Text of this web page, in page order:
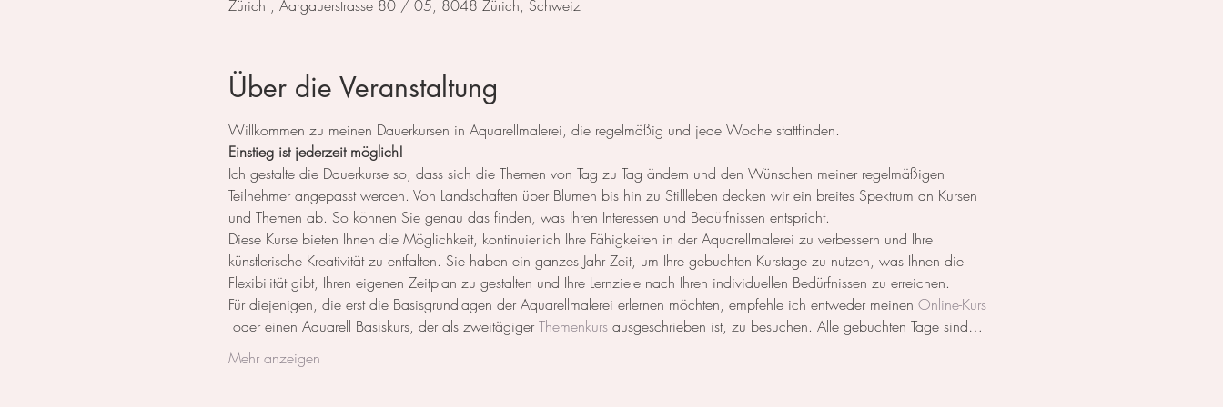
Zürich , Aargauerstrasse 80 / 05, 8048 Zürich, Schweiz
Über die Veranstaltung
Willkommen zu meinen Dauerkursen in Aquarellmalerei, die regelmäßig und jede Woche stattfinden.
Einstieg ist jederzeit möglich!
Ich gestalte die Dauerkurse so, dass sich die Themen von Tag zu Tag ändern und den Wünschen meiner regelmäßigen
Teilnehmer angepasst werden. Von Landschaften über Blumen bis hin zu Stillleben decken wir ein breites Spektrum an Kursen
und Themen ab. So können Sie genau das finden, was Ihren Interessen und Bedürfnissen entspricht.
Diese Kurse bieten Ihnen die Möglichkeit, kontinuierlich Ihre Fähigkeiten in der Aquarellmalerei zu verbessern und Ihre
künstlerische Kreativität zu entfalten. Sie haben ein ganzes Jahr Zeit, um Ihre gebuchten Kurstage zu nutzen, was Ihnen die
Flexibilität gibt, Ihren eigenen Zeitplan zu gestalten und Ihre Lernziele nach Ihren individuellen Bedürfnissen zu erreichen.
Für diejenigen, die erst die Basisgrundlagen der Aquarellmalerei erlernen möchten, empfehle ich entweder meinen Online-Kurs
oder einen Aquarell Basiskurs, der als zweitägiger Themenkurs ausgeschrieben ist, zu besuchen. Alle gebuchten Tage sind…
Mehr anzeigen